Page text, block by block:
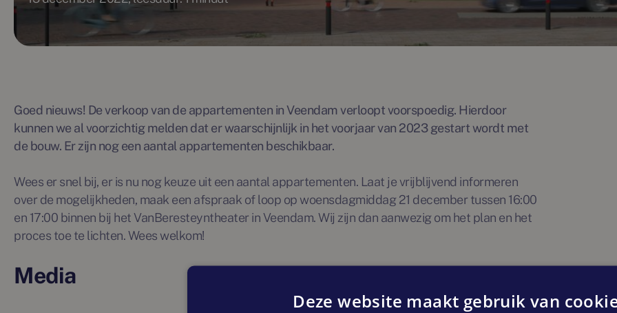
Goed nieuws! De verkoop van de appartementen in Veendam verloopt voorspoedig. Hierdoor
kunnen we al voorzichtig melden dat er waarschijnlijk in het voorjaar van 2023 gestart wordt met
de bouw. Er zijn nog een aantal appartementen beschikbaar.
Wees er snel bij, er is nu nog keuze uit een aantal appartementen. Laat je vrijblijvend informeren
over de mogelijkheden, maak een afspraak of loop op woensdagmiddag 21 december tussen 16:00
en 17:00 binnen bij het VanBeresteyntheater in Veendam. Wij zijn dan aanwezig om het plan en het
proces toe te lichten. Wees welkom!
Media
Deze website maakt gebruik van